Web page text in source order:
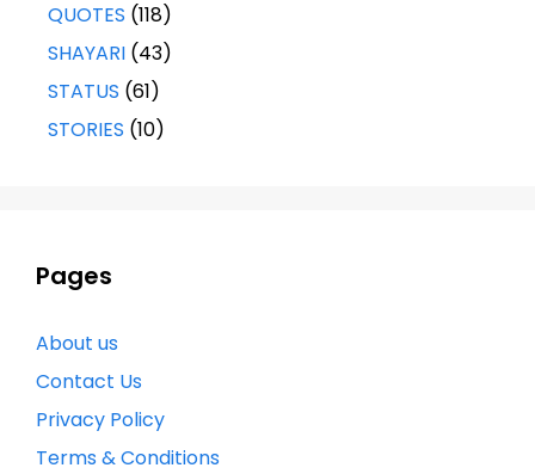
QUOTES (118)
SHAYARI (43)
STATUS (61)
STORIES (10)
Pages
About us
Contact Us
Privacy Policy
Terms & Conditions